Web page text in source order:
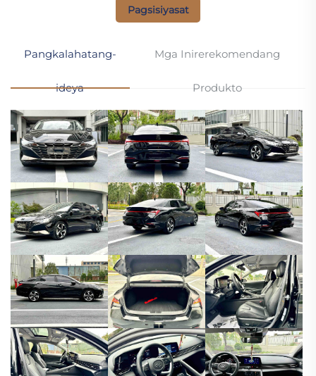
Pagsisiyasat
Pangkalahatang-
ideya
Mga Inirerekomendang
Produkto